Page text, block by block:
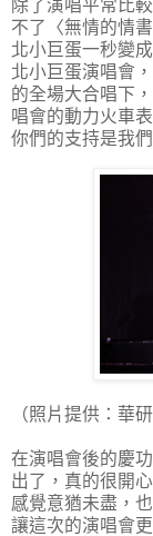
除了演唱平常比
不了〈無情的情
北小巨蛋一秒變
北小巨蛋演唱會
的全場大合唱下
唱會的動力火車
你們的支持是我
（照片提供：華
在演唱會後的慶
出了，真的很開
感覺意猶未盡，
讓這次的演唱會